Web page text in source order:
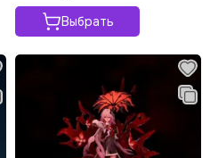
Выбрать